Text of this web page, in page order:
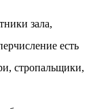
зала,
есть
стропальщики,